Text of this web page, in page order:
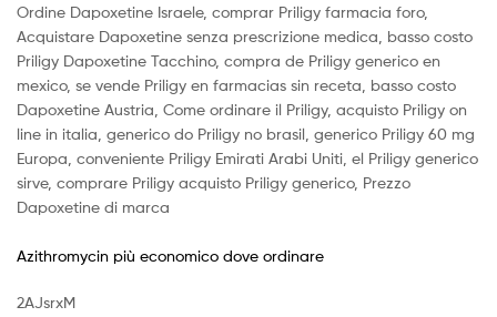
Ordine Dapoxetine Israele, comprar Priligy farmacia foro,
Acquistare Dapoxetine senza prescrizione medica, basso costo
Priligy Dapoxetine Tacchino, compra de Priligy generico en
mexico, se vende Priligy en farmacias sin receta, basso costo
Dapoxetine Austria, Come ordinare il Priligy, acquisto Priligy on
line in italia, generico do Priligy no brasil, generico Priligy 60 mg
Europa, conveniente Priligy Emirati Arabi Uniti, el Priligy generico
sirve, comprare Priligy acquisto Priligy generico, Prezzo
Dapoxetine di marca
Azithromycin più economico dove ordinare
2AJsrxM